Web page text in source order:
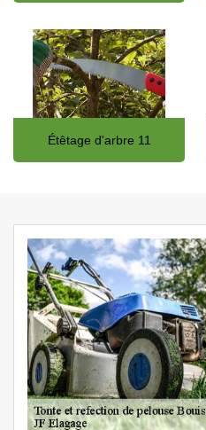
Étêtage d'arbre 11